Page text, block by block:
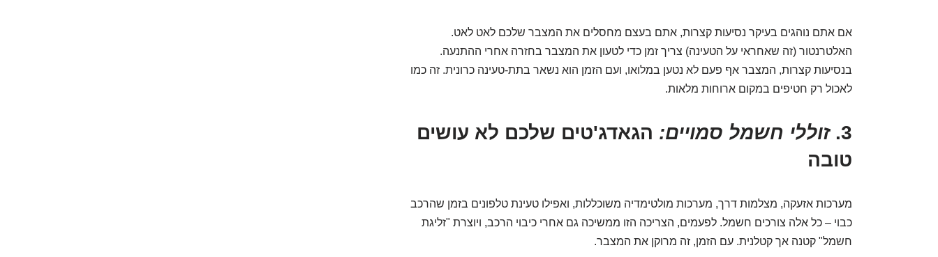
אם אתם נוהגים בעיקר נסיעות קצרות, אתם בעצם מחסלים את המצבר שלכם לאט לאט.
האלטרנטור (זה שאחראי על הטעינה) צריך זמן כדי לטעון את המצבר בחזרה אחרי ההתנעה.
בנסיעות קצרות, המצבר אף פעם לא נטען במלואו, ועם הזמן הוא נשאר בתת-טעינה כרונית. זה כמו
לאכול רק חטיפים במקום ארוחות מלאות.
3. זוללי חשמל סמויים: הגאדג'טים שלכם לא עושים
טובה
מערכות אזעקה, מצלמות דרך, מערכות מולטימדיה משוכללות, ואפילו טעינת טלפונים בזמן שהרכב
כבוי – כל אלה צורכים חשמל. לפעמים, הצריכה הזו ממשיכה גם אחרי כיבוי הרכב, ויוצרת "זליגת
חשמל" קטנה אך קטלנית. עם הזמן, זה מרוקן את המצבר.